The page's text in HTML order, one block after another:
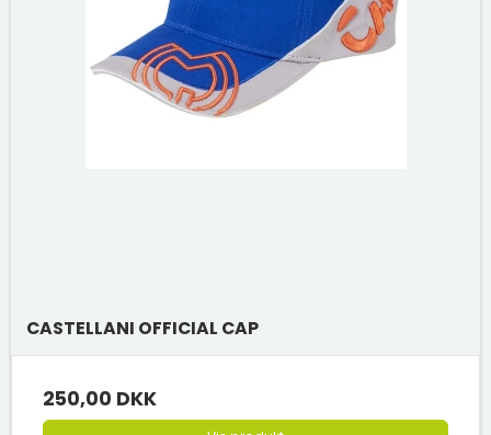
CASTELLANI OFFICIAL CAP
250,00 DKK